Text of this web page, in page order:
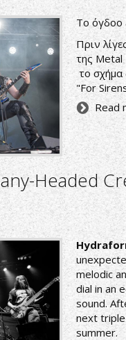
To όγδοο
Πριν
της Metal
το σχήμα
"For
Read
Headed
melodic
dial in an
sound.
next
summer.